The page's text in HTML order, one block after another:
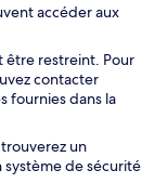
accéder aux
être restreint. Pour
contacter
fournies dans la
un
de sécurité